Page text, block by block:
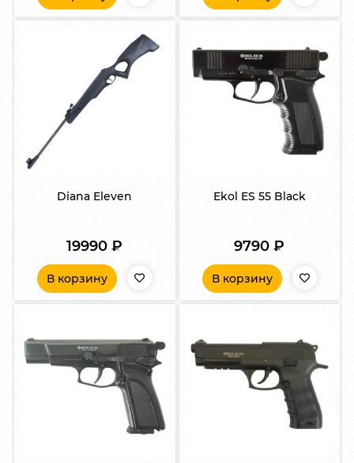
Diana Eleven
19990₽
В корзину
Ekol ES 55 Black
9790₽
В корзину